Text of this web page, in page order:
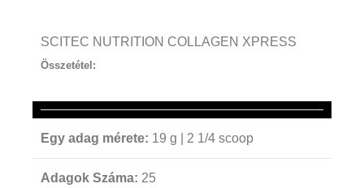
SCITEC NUTRITION COLLAGEN XPRESS
Összetétel:
Egy adag mérete: 19 g | 2 1/4 scoop
Adagok Száma: 25